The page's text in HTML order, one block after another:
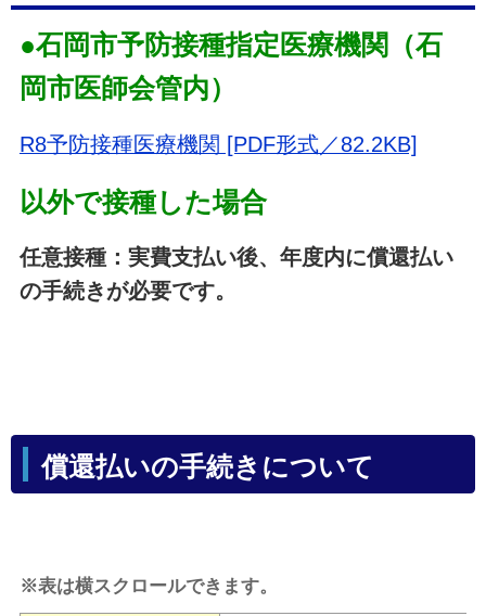
●石岡市予防接種指定医療機関（石
岡市医師会管内）
R8予防接種医療機関 [PDF形式／82.2KB]
以外で接種した場合
任意接種：実費支払い後、年度内に償還払い
の手続きが必要です。
償還払いの手続きについて
※表は横スクロールできます。